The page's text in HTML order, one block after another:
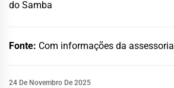
do Samba
Fonte: Com informações da assessoria
24 De Novembro De 2025